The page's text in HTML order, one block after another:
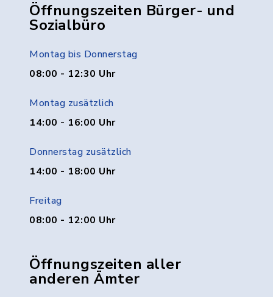
Öffnungszeiten Bürger- und
Sozialbüro
Montag bis Donnerstag
08:00 - 12:30 Uhr
Montag zusätzlich
14:00 - 16:00 Uhr
Donnerstag zusätzlich
14:00 - 18:00 Uhr
Freitag
08:00 - 12:00 Uhr
Öffnungszeiten aller
anderen Ämter